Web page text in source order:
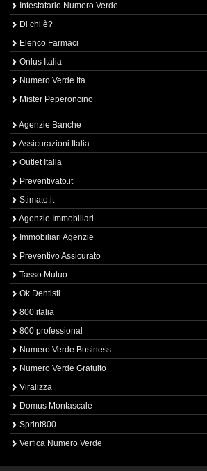
Intestatario Numero Verde
Di chi è?
Elenco Farmaci
Onlus Italia
Numero Verde Ita
Mister Peperoncino
Agenzie Banche
Assicurazioni Italia
Outlet Italia
Preventivato.it
Stimato.it
Agenzie Immobiliari
Immobiliari Agenzie
Preventivo Assicurato
Tasso Mutuo
Ok Dentisti
800 italia
800 professional
Numero Verde Business
Numero Verde Gratuito
Viralizza
Domus Montascale
Sprint800
Verfica Numero Verde